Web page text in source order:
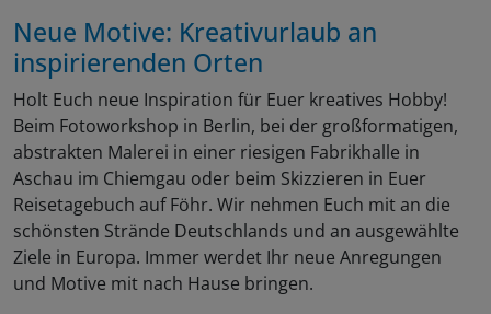
Neue Motive: Kreativurlaub an
inspirierenden Orten
Holt Euch neue Inspiration für Euer kreatives Hobby!
Beim Fotoworkshop in Berlin, bei der großformatigen,
abstrakten Malerei in einer riesigen Fabrikhalle in
Aschau im Chiemgau oder beim Skizzieren in Euer
Reisetagebuch auf Föhr. Wir nehmen Euch mit an die
schönsten Strände Deutschlands und an ausgewählte
Ziele in Europa. Immer werdet Ihr neue Anregungen
und Motive mit nach Hause bringen.